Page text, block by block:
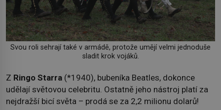
Svou roli sehrají také v armádě, protože umějí velmi jednoduše
sladit krok vojáků.
Z Ringo Starra (*1940), bubeníka Beatles, dokonce
udělají světovou celebritu. Ostatně jeho nástroj platí za
nejdražší bicí světa – prodá se za 2,2 milionu dolarů!